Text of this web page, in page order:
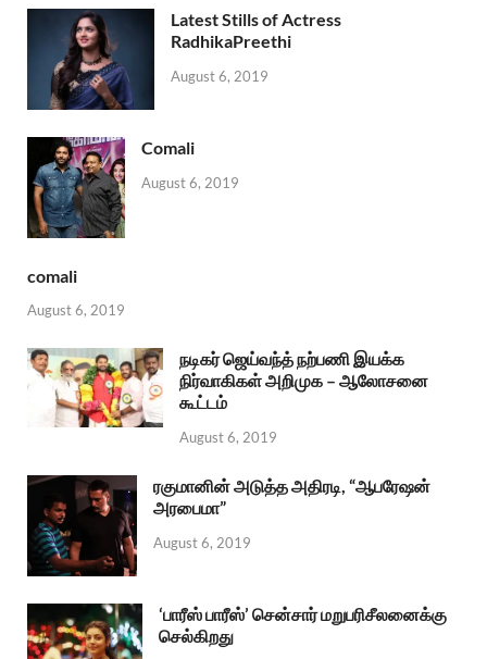
Latest Stills of Actress
RadhikaPreethi
August 6, 2019
Comali
August 6, 2019
comali
August 6, 2019
நடிகர் ஜெய்வந்த் நற்பணி இயக்க
நிர்வாகிகள் அறிமுக – ஆலோசனை
கூட்டம்
August 6, 2019
ரகுமானின் அடுத்த அதிரடி, “ஆபரேஷன்
அரபைமா”
August 6, 2019
‘பாரீஸ் பாரீஸ்’ சென்சார் மறுபரிசீலனைக்கு
செல்கிறது